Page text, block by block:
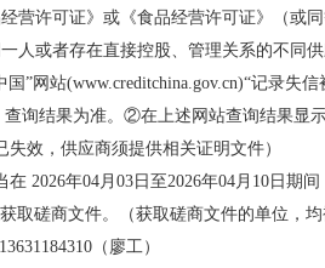
营许可证》或《食品经营许可证》（或同
人或者存在直接控股、管理关系的不同
国”网站(www.creditchina.gov.cn)“记录
）查询结果为准。②在上述网站查询结果
效， 供应商须提供相关证明文件）
在 2026年04月03 日至2026年04月10日期
取磋商文件。（获取磋商文件的单位，
3631184310（廖工）